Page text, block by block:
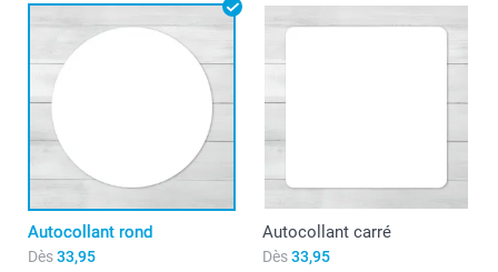
Autocollant rond
Dès33,95
Autocollant carré
Dès33,95